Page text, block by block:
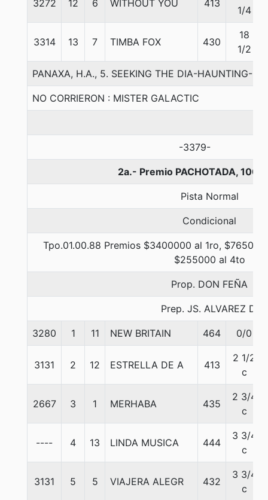
3272 12 6 WITHOUT YOU 413
1/4
3314 13 7 TIMBA FOX 430
18
1/2
PANAXA, H.A., 5. SEEKING THE DIA-HAUNTING-
NO CORRIERON : MISTER GALACTIC
-3379-
2a.- Premio PACHOTADA,
Pista Normal
Condicional
Tpo.01.00.88 Premios $3400000 al 1ro,
$255000 al 4to
Prop. DON FEÑA
Prep. JS. ALVAREZ D.
3280 1 11 NEW BRITAIN 464 0/0
3131 2 12 ESTRELLA DE A 413
2 1/2
c
2667 3 1 MERHABA 435
2 3/4
c
---- 4 13 LINDA MUSICA 444
3 3/4
c
3131 5 5 VIAJERA ALEGR 432
3 3/4
c